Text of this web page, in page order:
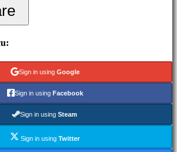
Sign in using Google
Sign in using Facebook
Sign in using Steam
Sign in using Twitter